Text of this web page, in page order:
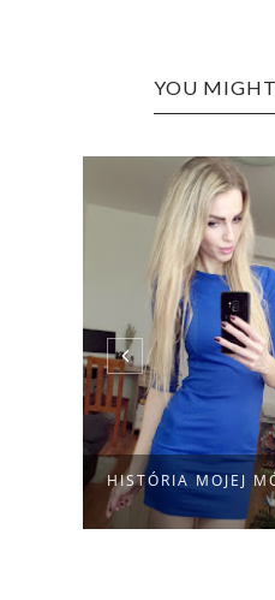
YOU
HISTÓRIA MOJEJ